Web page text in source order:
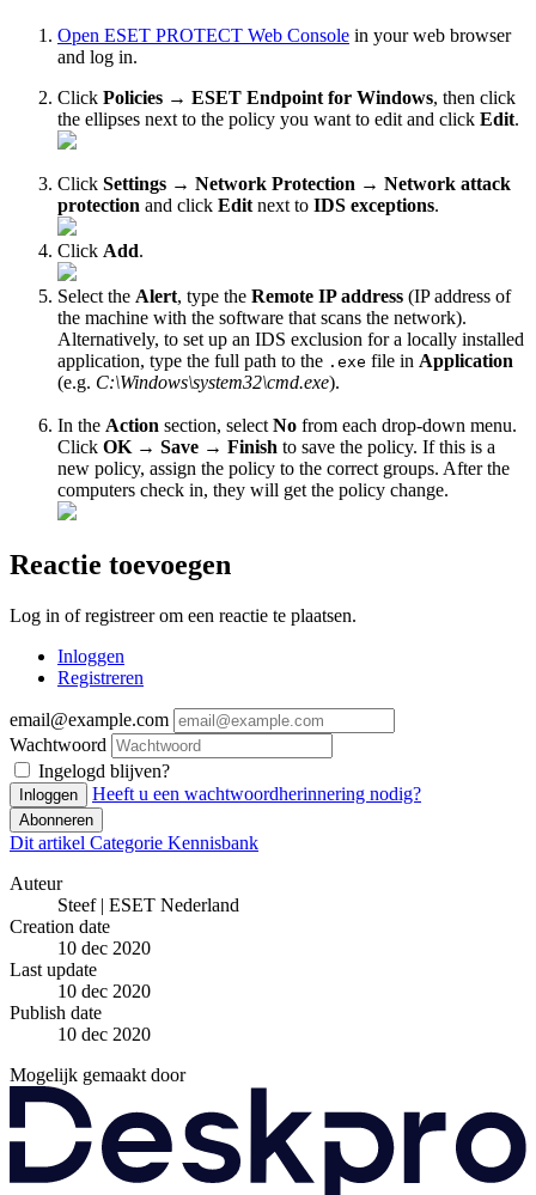
Open ESET PROTECT Web Console in your web browser
and log in.
Click Policies → ESET Endpoint for Windows, then click
the ellipses next to the policy you want to edit and click Edit.
Click Settings → Network Protection → Network attack
protection and click Edit next to IDS exceptions.
Click Add.
Select the Alert, type the Remote IP address (IP address of
the machine with the software that scans the network).
Alternatively, to set up an IDS exclusion for a locally installed
application, type the full path to the .exe file in Application
(e.g. C:\Windows\system32\cmd.exe).
In the Action section, select No from each drop-down menu.
Click OK → Save → Finish to save the policy. If this is a
new policy, assign the policy to the correct groups. After the
computers check in, they will get the policy change.
Reactie toevoegen
Log in of registreer om een reactie te plaatsen.
Inloggen
Registreren
email@example.com
Wachtwoord
Ingelogd blijven?
Inloggen Heeft u een wachtwoordherinnering nodig?
Abonneren
Dit artikel Categorie Kennisbank
Auteur
Steef | ESET Nederland
Creation date
10 dec 2020
Last update
10 dec 2020
Publish date
10 dec 2020
Mogelijk gemaakt door